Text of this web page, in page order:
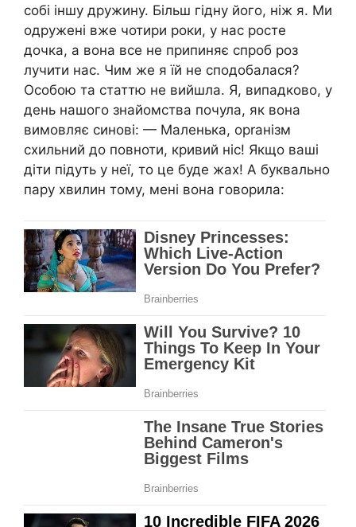
собі іншу дружину. Більш гідну його, ніж я. Ми
одружені вже чотири роки, у нас росте
дочка, а вона все не припиняє спроб роз
лучити нас. Чим же я їй не сподобалася?
Особою та статтю не вийшла. Я, випадково, у
день нашого знайомства почула, як вона
вимовляє синові: — Маленька, орrанізм
схильний до повноти, кривий ніс! Якщо ваші
діти підуть у неї, то це буде жах! А буквально
пару хвилин тому, мені вона говорила: